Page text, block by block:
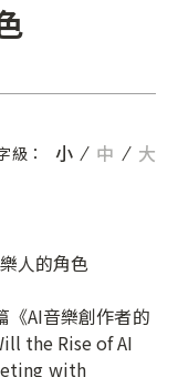
級： 小 中 大
人的角色
AI音樂創作者的
the Rise of AI
with